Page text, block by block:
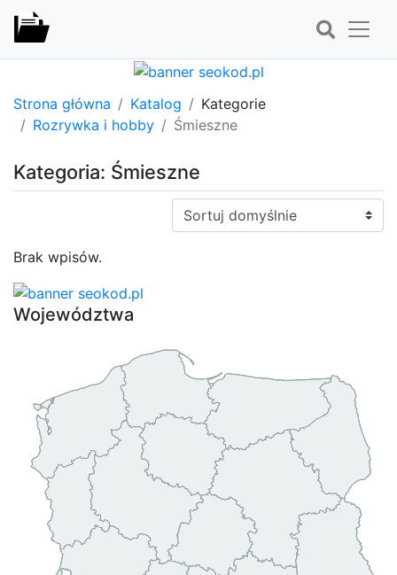
Strona główna Katalog
Kategorie
Rozrywka i hobby
Śmieszne
Kategoria: Śmieszne
Sortuj:
Brak wpisów.
Województwa